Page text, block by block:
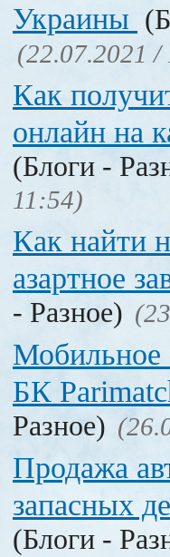
Украины
(22.07.2021 /
Как
онлайн на
(Блоги -
11:54)
Как найти
азартное
- Разное)
Мобильное
БК
Разное)
Продажа
запасных
(Блоги -